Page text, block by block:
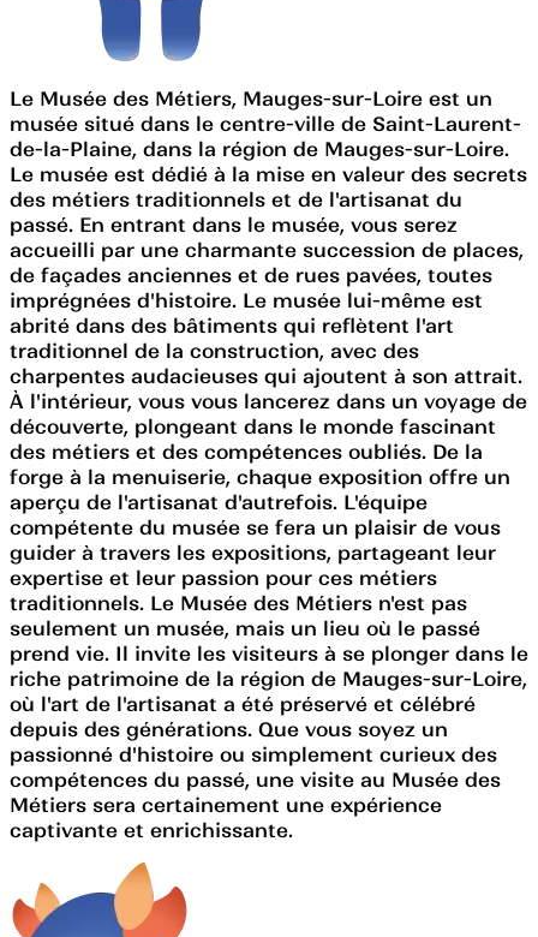
Le Musée des Métiers, Mauges-sur-Loire est un
musée situé dans le centre-ville de Saint-Laurent-
de-la-Plaine, dans la région de Mauges-sur-Loire.
Le musée est dédié à la mise en valeur des secrets
des métiers traditionnels et de l'artisanat du
passé. En entrant dans le musée, vous serez
accueilli par une charmante succession de places,
de façades anciennes et de rues pavées, toutes
imprégnées d'histoire. Le musée lui-même est
abrité dans des bâtiments qui reflètent l'art
traditionnel de la construction, avec des
charpentes audacieuses qui ajoutent à son attrait.
À l'intérieur, vous vous lancerez dans un voyage de
découverte, plongeant dans le monde fascinant
des métiers et des compétences oubliés. De la
forge à la menuiserie, chaque exposition offre un
aperçu de l'artisanat d'autrefois. L'équipe
compétente du musée se fera un plaisir de vous
guider à travers les expositions, partageant leur
expertise et leur passion pour ces métiers
traditionnels. Le Musée des Métiers n'est pas
seulement un musée, mais un lieu où le passé
prend vie. Il invite les visiteurs à se plonger dans le
riche patrimoine de la région de Mauges-sur-Loire,
où l'art de l'artisanat a été préservé et célébré
depuis des générations. Que vous soyez un
passionné d'histoire ou simplement curieux des
compétences du passé, une visite au Musée des
Métiers sera certainement une expérience
captivante et enrichissante.